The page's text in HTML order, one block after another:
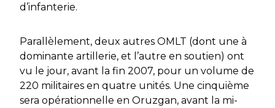
d’infanterie.
Parallèlement, deux autres OMLT (dont une à
dominante artillerie, et l’autre en soutien) ont
vu le jour, avant la fin 2007, pour un volume de
220 militaires en quatre unités. Une cinquième
sera opérationnelle en Oruzgan, avant la mi-